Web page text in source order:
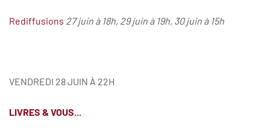
Rediffusions 27 juin à 18h, 29 juin à 19h, 30 juin à 15h
VENDREDI 28 JUIN À 22H
LIVRES & VOUS...